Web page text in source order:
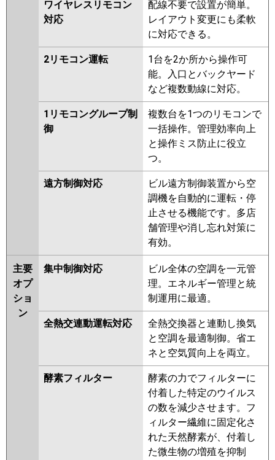
ワイヤレスリモコン
対応
配線不要で設置が簡単。
レイアウト変更にも柔軟
に対応できる。
2リモコン運転
1台を2か所から操作可
能。入口とバックヤード
など複数動線に対応。
1リモコングループ制
御
複数台を1つのリモコンで
一括操作。管理効率向上
と操作ミス防止に役立
つ。
遠方制御対応
ビル遠方制御装置から空
調機を自動的に運転・停
止させる機能です。多店
舗管理や消し忘れ対策に
有効。
主要
オプ
ショ
ン
集中制御対応
ビル全体の空調を一元管
理。エネルギー管理と統
制運用に最適。
全熱交連動運転対応
全熱交換器と連動し換気
と空調を最適制御。省エ
ネと空気質向上を両立。
酵素フィルター
酵素の力でフィルターに
付着した特定のウイルス
の数を減少させます。フ
ィルター繊維に固定化さ
れた天然酵素が、付着し
た微生物の増殖を抑制